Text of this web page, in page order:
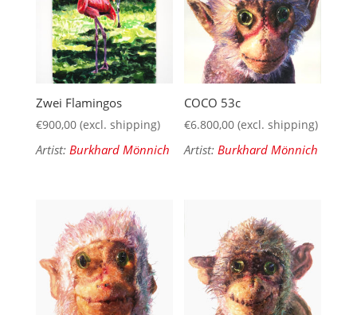
Zwei Flamingos
€900,00 (excl. shipping)
Artist: Burkhard Mönnich
COCO 53c
€6.800,00 (excl. shipping)
Artist:Burkhard Mönnich